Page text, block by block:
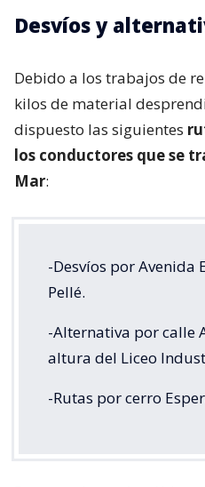
Desvíos y
Debido a los trabajos de
kilos de material
dispuesto las siguientes
los conductores que se
Mar:
-Desvíos por Avenida
Pellé.
-Alternativa por calle
altura del Liceo
-Rutas por cerro